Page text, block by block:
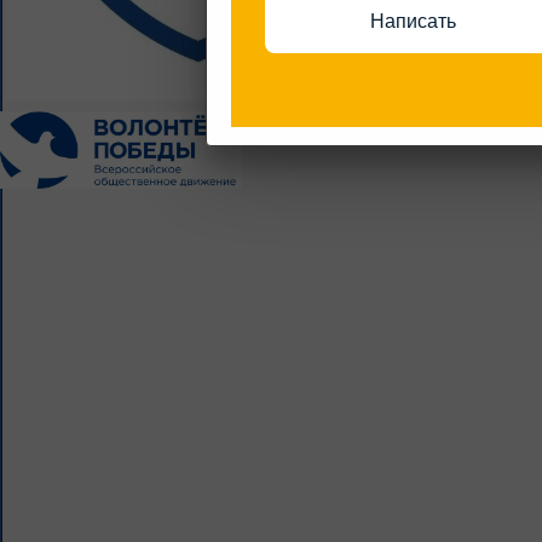
Написать
для нас всех.